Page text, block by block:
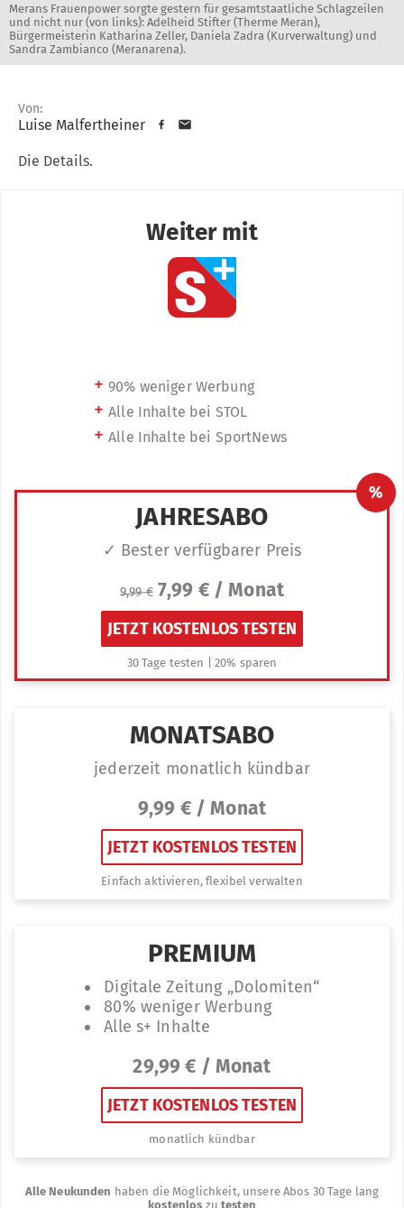
Merans Frauenpower sorgte gestern für gesamtstaatliche Schlagzeilen
und nicht nur (von links): Adelheid Stifter (Therme Meran),
Bürgermeisterin Katharina Zeller, Daniela Zadra (Kurverwaltung) und
Sandra Zambianco (Meranarena).
Von:
Luise Malfertheiner
Die Details.